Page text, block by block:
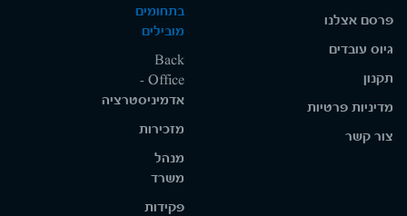
פרסם אצלנו
גיוס עובדים
תקנון
מדיניות פרטיות
צור קשר
בתחומים
מובילים
Back
Office -
אדמיניסטרציה
מזכירות
מנהל
משרד
פקידות